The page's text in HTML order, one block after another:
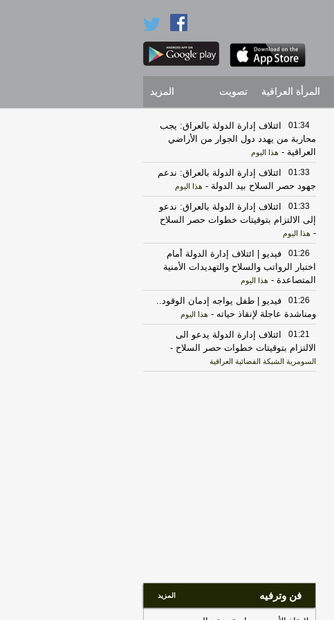
المرأة العراقية تصويت المزيد
01:34
‏ائتلاف إدارة الدولة بالعراق: يجب
محاربة من يهدد دول الجوار من الأراضي
العراقية - هذا اليوم
01:33
‏ائتلاف إدارة الدولة بالعراق: ندعم
جهود حصر السلاح بيد الدولة - هذا اليوم
01:33
‏ائتلاف إدارة الدولة بالعراق: ندعو
إلى الالتزام بتوقيتات خطوات حصر السلاح
- هذا اليوم
01:26
فيديو | ائتلاف إدارة الدولة أمام
اختبار الرواتب والسلاح والتهديدات الأمنية
المتصاعدة - هذا اليوم
01:26
فيديو | طفل يواجه إدمان الوقود..
ومناشدة عاجلة لإنقاذ حياته - هذا اليوم
01:21
ائتلاف إدارة الدولة يدعو الى
الالتزام بتوقيتات خطوات حصر السلاح -
السومرية الشبكة الفضائية العراقية
01:17
رئيس الوزراء يستضيف اجتماع
ائتلاف إدارة الدولة بحضور رؤساء
الجمهورية والبرلمان والقضاء الأعلى وإقليم
فن وترفيه المزيد